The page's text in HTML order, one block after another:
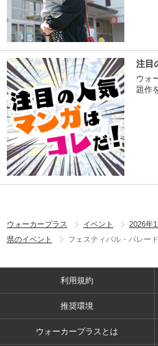
注目
ウォ
題作
ウォーカープラス イベント 2026年
県のイベント
フェスティバル・パレード
利用規約
推奨環境
ウォーカープラスとは